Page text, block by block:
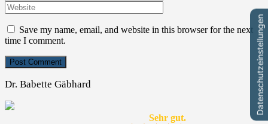
Save my name, email, and website in this browser for the next
time I comment.
Dr. Babette Gäbhard
Sehr gut.
Datenschutzeinstellungen